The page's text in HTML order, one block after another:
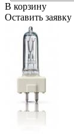
В корзину
Оставить заявку